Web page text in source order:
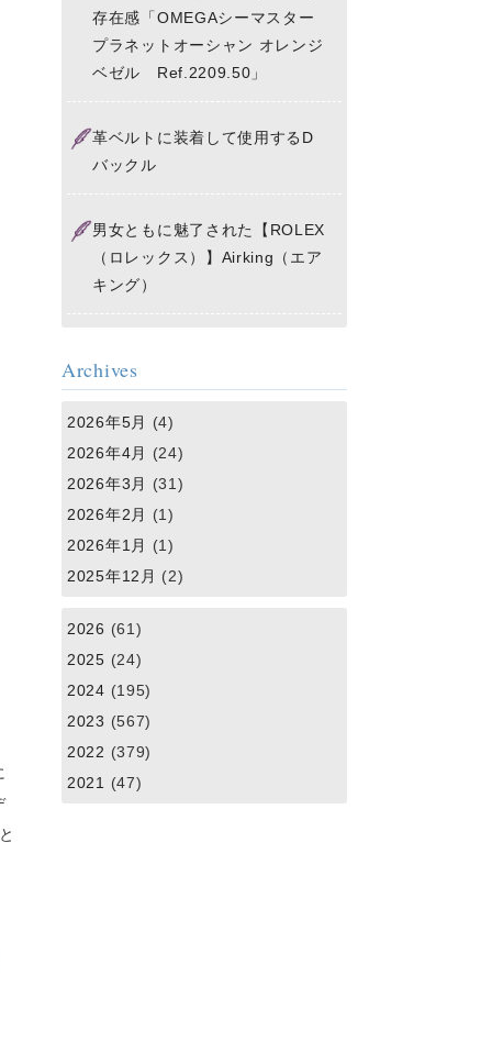
存在感「OMEGAシーマスター
プラネットオーシャン オレンジ
ベゼル Ref.2209.50」
革ベルトに装着して使用するD
バックル
男女ともに魅了された【ROLEX
（ロレックス）】Airking（エア
キング）
Archives
2026年5月
(4)
2026年4月
(24)
2026年3月
(31)
2026年2月
(1)
2026年1月
(1)
2025年12月 (2)
2026 (61)
2025 (24)
2024 (195)
2023 (567)
2022 (379)
2021
(47)